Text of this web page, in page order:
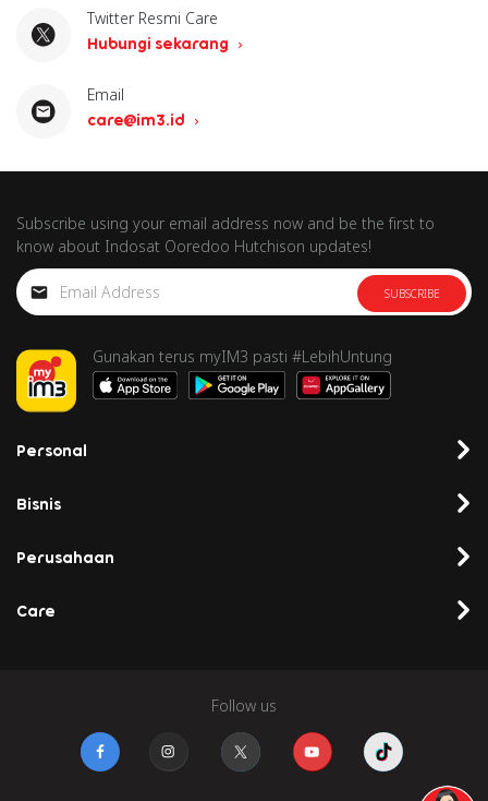
Twitter Resmi Care
Hubungi sekarang
Email
care@im3.id
Subscribe using your email address now and be the first to
know about Indosat Ooredoo Hutchison updates!
SUBSCRIBE
Gunakan terus myIM3 pasti #LebihUntung
Personal
Bisnis
Perusahaan
Care
Follow us